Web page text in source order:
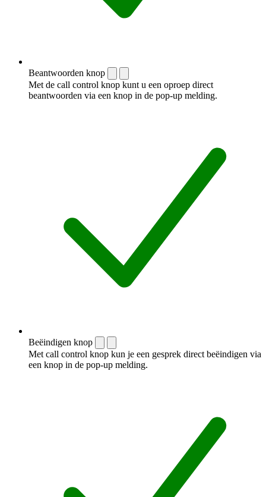
Beantwoorden knop
Met de call control knop kunt u een oproep direct
beantwoorden via een knop in de pop-up melding.
Beëindigen knop
Met call control knop kun je een gesprek direct beëindigen via
een knop in de pop-up melding.